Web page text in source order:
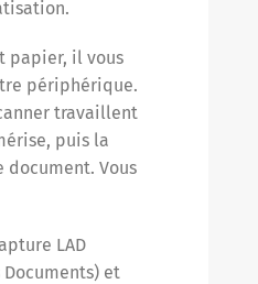
papier, il vous
périphérique.
travaillent
puis la
document. Vous
LAD
et